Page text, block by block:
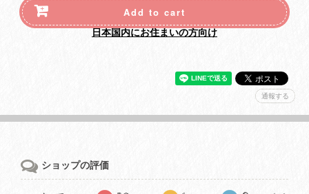
Add to cart
日本国内にお住まいの方向け
通報する
ショップの評価